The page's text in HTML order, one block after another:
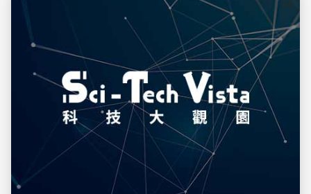
一般正常人的兩倍以上。所以均衡減量的飲食、每天規律的
運動與良好的生活型態，才是最有效的減肥方法。
儲存